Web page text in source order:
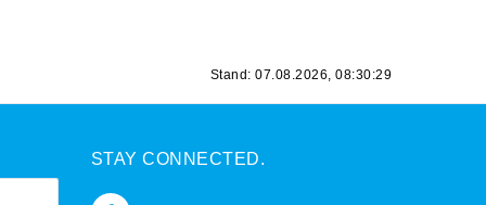
Stand: 07.08.2026, 08:30:29
STAY CONNECTED.